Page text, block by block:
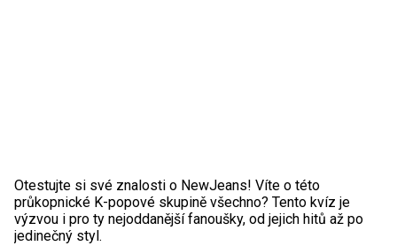
Otestujte si své znalosti o NewJeans! Víte o této
průkopnické K-popové skupině všechno? Tento kvíz je
výzvou i pro ty nejoddanější fanoušky, od jejich hitů až po
jedinečný styl.